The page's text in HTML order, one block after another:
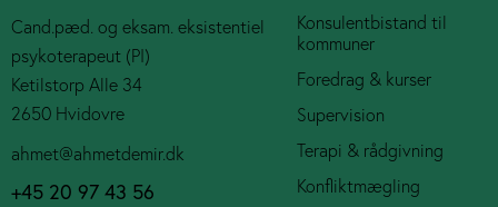
Cand.pæd. og eksam. eksistentiel
psykoterapeut (PI)
Ketilstorp Alle 34
2650 Hvidovre
ahmet@ahmetdemir.dk
+45 20 97 43 56
Konsulentbistand til
kommuner
Foredrag & kurser
Supervision
Terapi & rådgivning
Konfliktmægling